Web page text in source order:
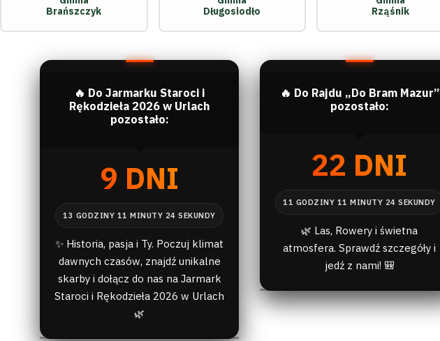
Brańszczyk
Długosiodło
Rząśnik
🔥 Do Jarmarku Staroci i
Rękodzieła 2026 w Urlach
pozostało:
9 DNI
✨ Historia, pasja i Ty. Poczuj klimat
dawnych czasów, znajdź unikalne
skarby i dołącz do nas na Jarmark
Staroci i Rękodzieła 2026 w Urlach
🌿
🔥 Do Rajdu „Do Bram Mazur”
pozostało:
22 DNI
🌿 Las, Rowery i świetna
atmosfera. Sprawdź szczegóły i
jedź z nami! 🎒